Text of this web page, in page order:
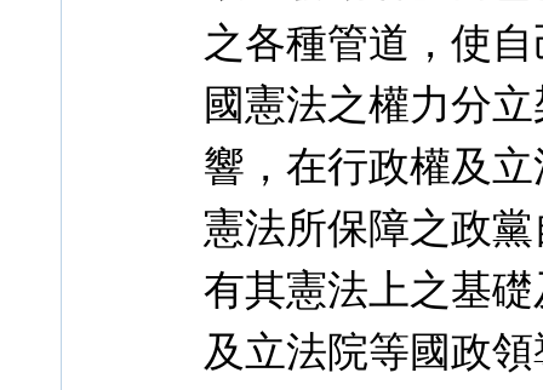
之各種管道，使
國憲法之權力分
響，在行政權及
憲法所保障之政
有其憲法上之基
及立法院等國政